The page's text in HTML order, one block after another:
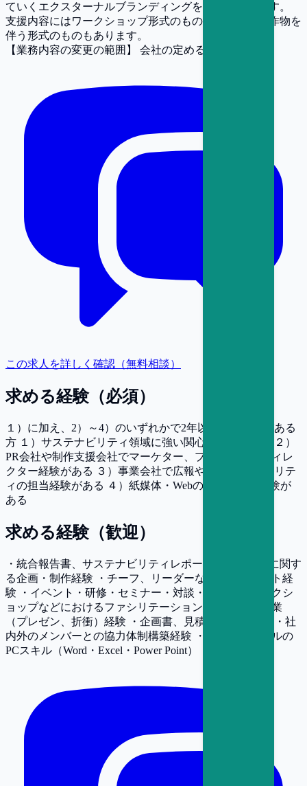
ていくエクスターナルブランディングを支援しています。
支援内容にはワークショップ形式のものもあれば、制作物を
伴う形式のものもあります。
【業務内容の変更の範囲】
会社の定める業務
この求人を詳しく確認（無料相談）
求める経験（必須）
１）に加え、2）～4）のいずれかで2年以上のご経験がある
方 １）サステナビリティ領域に強い関心・意欲がある ２）
PR会社や制作支援会社でマーケター、プランナー、ディレ
クター経験がある ３）事業会社で広報やIR/サステナビリテ
ィの担当経験がある ４）紙媒体・Webの企画・制作経験が
ある
求める経験（歓迎）
・統合報告書、サステナビリティレポート、企業広報に関す
る企画・制作経験 ・チーフ、リーダーなどマネジメント経
験 ・イベント・研修・セミナー・対談・座談会・ワークシ
ョップなどにおけるファシリテーション経験 ・法人営業
（プレゼン、折衝）経験 ・企画書、見積書の作成経験 ・社
内外のメンバーとの協力体制構築経験 ・ビジネスレベルの
PCスキル（Word・Excel・Power Point）